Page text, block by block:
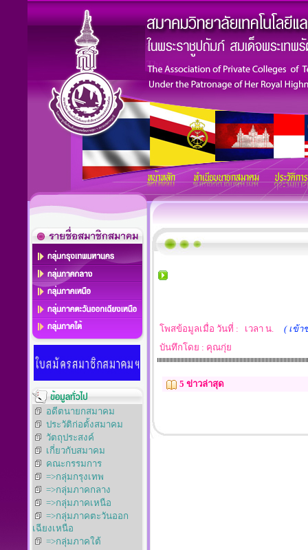
อดีตนายกสมาคม
ประวัติก่อตั้งสมาคม
วัตถุประสงค์
เกี่ยวกับสมาคม
คณะกรรมการ
=>กลุ่มกรุงเทพ
=>กลุ่มภาคกลาง
=>กลุ่มภาคเหนือ
=>กลุ่มภาคตะวันออก
เฉียงเหนือ
=>กลุ่มภาคใต้
โพสข้อมูลเมื่อ วันที่ : เวลา น. ( เข้
บันทึกโดย : คุณกุ่ย
5 ข่าวล่าสุด